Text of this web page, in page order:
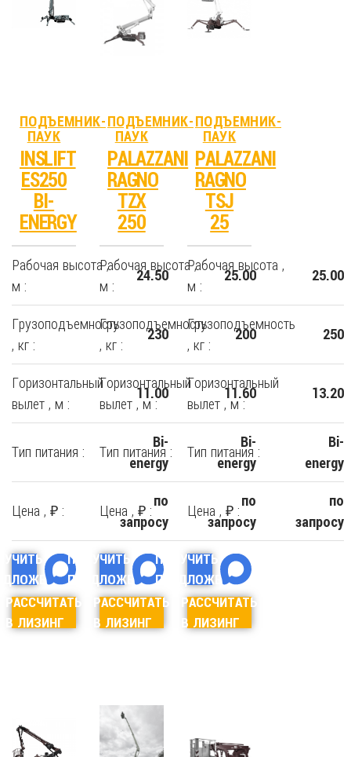
ПОДЪЕМНИК-
ПАУК
INSLIFT
ES250
BI-
ENERGY
Рабочая высота ,
м :
24.50
Грузоподъемность
, кг :
230
Горизонтальный
вылет , м :
11.00
Тип питания :
Bi-
energy
Цена , ₽ :
по
запросу
РАССЧИТАТЬ
В ЛИЗИНГ
ПОДЪЕМНИК-
ПАУК
PALAZZANI
RAGNO
TZX
250
Рабочая высота ,
м :
25.00
Грузоподъемность
, кг :
200
Горизонтальный
вылет , м :
11.60
Тип питания :
Bi-
energy
Цена , ₽ :
по
запросу
ПОЛУЧИТЬ
ПРЕДЛОЖЕНИЕ
РАССЧИТАТЬ
В ЛИЗИНГ
ПОДЪЕМНИК-
ПАУК
PALAZZANI
RAGNO
TSJ
25
Рабочая высота ,
м :
25.00
Грузоподъемность
, кг :
250
Горизонтальный
вылет , м :
13.20
Тип питания :
Bi-
energy
Цена , ₽ :
по
запросу
ПОЛУЧИТЬ
ПРЕДЛОЖЕНИЕ
РАССЧИТАТЬ
В ЛИЗИНГ